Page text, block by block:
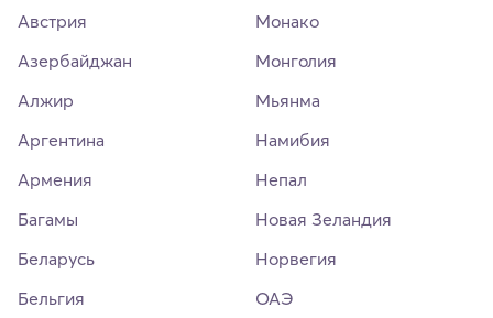
Австрия
Азербайджан
Алжир
Аргентина
Армения
Багамы
Беларусь
Бельгия
Монако
Монголия
Мьянма
Намибия
Непал
Новая Зеландия
Норвегия
ОАЭ